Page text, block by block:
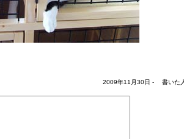
2009年11月30日 - 書いた